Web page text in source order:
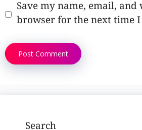
Save my name, email,
browser for the next time
Search